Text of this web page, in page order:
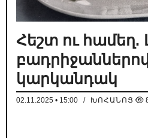
Հեշտ ու համեղ.
բադրիջաններով
կարկանդակ
02.11.2025 • 15:00 / ԽՈՀԱՆՈՑ